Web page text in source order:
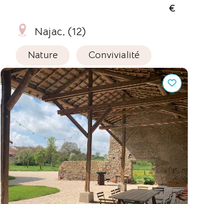
€
Najac, (12)
Nature Convivialité
Le Clos des Maix, gîte de groupe pour
se ressourcer en Lorraine